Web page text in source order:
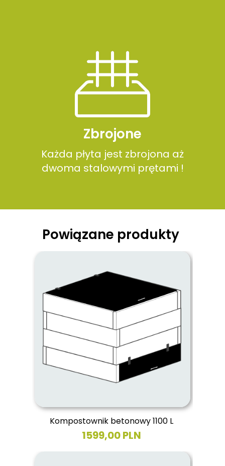
Zbrojone
Każda płyta jest zbrojona aż
dwoma stalowymi prętami !
Powiązane produkty
Kompostownik betonowy 1100 L
1599,00 PLN